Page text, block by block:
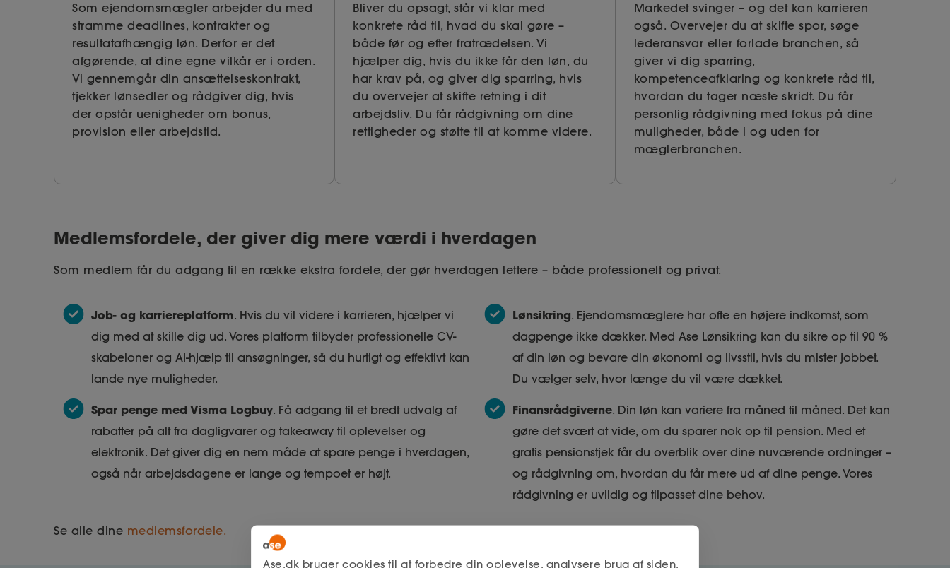
Som ejendomsmægler arbejder du med
stramme deadlines, kontrakter og
resultatafhængig løn. Derfor er det
afgørende, at dine egne vilkår er i orden.
Vi gennemgår din ansættelseskontrakt,
tjekker lønsedler og rådgiver dig, hvis
der opstår uenigheder om bonus,
provision eller arbejdstid.
Bliver du opsagt, står vi klar med
konkrete råd til, hvad du skal gøre –
både før og efter fratrædelsen. Vi
hjælper dig, hvis du ikke får den løn, du
har krav på, og giver dig sparring, hvis
du overvejer at skifte retning i dit
arbejdsliv. Du får rådgivning om dine
rettigheder og støtte til at komme videre.
Markedet svinger – og det kan karrieren
også. Overvejer du at skifte spor, søge
lederansvar eller forlade branchen, så
giver vi dig sparring,
kompetenceafklaring og konkrete råd til,
hvordan du tager næste skridt. Du får
personlig rådgivning med fokus på dine
muligheder, både i og uden for
mæglerbranchen.
Medlemsfordele, der giver dig mere værdi i hverdagen
Som medlem får du adgang til en række ekstra fordele, der gør hverdagen lettere – både professionelt og privat.
Job- og karriereplatform. Hvis du vil videre i karrieren, hjælper vi
dig med at skille dig ud. Vores platform tilbyder professionelle CV-
skabeloner og AI-hjælp til ansøgninger, så du hurtigt og effektivt kan
lande nye muligheder.
Spar penge med Visma Logbuy. Få adgang til et bredt udvalg af
rabatter på alt fra dagligvarer og takeaway til oplevelser og
elektronik. Det giver dig en nem måde at spare penge i hverdagen,
også når arbejdsdagene er lange og tempoet er højt.
Lønsikring. Ejendomsmæglere har ofte en højere indkomst, som
dagpenge ikke dækker. Med Ase Lønsikring kan du sikre op til 90 %
af din løn og bevare din økonomi og livsstil, hvis du mister jobbet.
Du vælger selv, hvor længe du vil være dækket.
Finansrådgiverne. Din løn kan variere fra måned til måned. Det kan
gøre det svært at vide, om du sparer nok op til pension. Med et
gratis pensionstjek får du overblik over dine nuværende ordninger –
og rådgivning om, hvordan du får mere ud af dine penge. Vores
rådgivning er uvildig og tilpasset dine behov.
Se alle dine medlemsfordele.
Ase.dk bruger cookies til at forbedre din oplevelse, analysere brug af siden,